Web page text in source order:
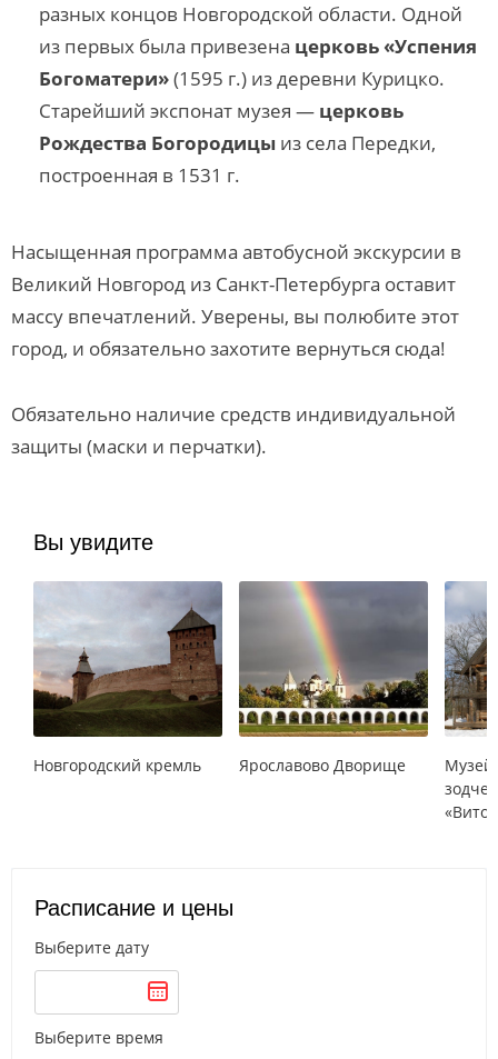
разных концов Новгородской области. Одной
из первых была привезена церковь «Успения
Богоматери»(1595 г.) из деревни Курицко.
Старейший экспонат музея — церковь
Рождества Богородицы из села Передки,
построенная в 1531 г.
Насыщенная программа автобусной экскурсии в
Великий Новгород из Санкт-Петербурга оставит
массу впечатлений. Уверены, вы полюбите этот
город, и обязательно захотите вернуться сюда!
Обязательно наличие средств индивидуальной
защиты (маски и перчатки).
Вы увидите
Новгородский кремль Ярославово Дворище
Музей
Расписание и цены
Выберите дату
Выберите время